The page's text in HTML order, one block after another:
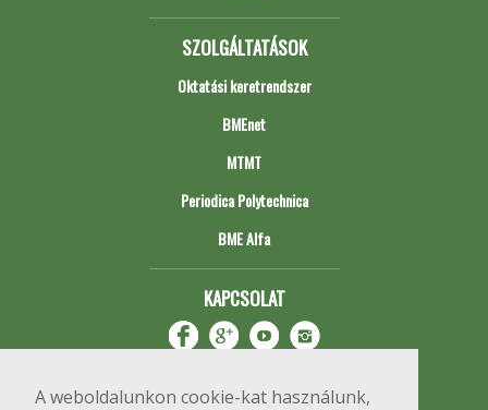
A weboldalunkon cookie-kat használunk,
SZOLGÁLTATÁSOK
Oktatási keretrendszer
BMEnet
MTMT
Periodica Polytechnica
BME Alfa
KAPCSOLAT